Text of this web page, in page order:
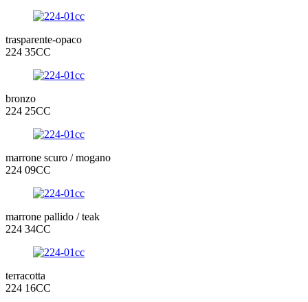
trasparente-opaco
224 35CC
bronzo
224 25CC
marrone scuro / mogano
224 09CC
marrone pallido / teak
224 34CC
terracotta
224 16CC